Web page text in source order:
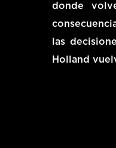
donde
las
Holland